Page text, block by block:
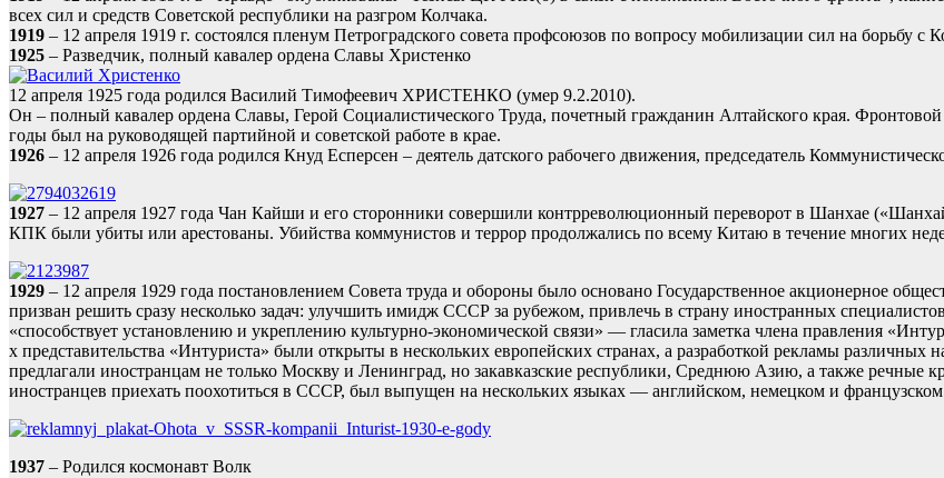
всех сил и средств Советской республики на разгром Колчака.
1919 – 12 апреля 1919 г. состоялся пленум Петроградского совета профсоюзов по вопросу мобилизации сил на борьбу с
1925 – Разведчик, полный кавалер ордена Славы Христенко
12 апреля 1925 года родился Василий Тимофеевич ХРИСТЕНКО (умер 9.2.2010).
Он – полный кавалер ордена Славы, Герой Социалистического Труда, почетный гражданин Алтайского края.
годы был на руководящей партийной и советской работе в крае.
1926 – 12 апреля 1926 года родился Кнуд Есперсен – деятель датского рабочего движения, председатель
1927 – 12 апреля 1927 года Чан Кайши и его сторонники совершили контрреволюционный переворот в Шанхае
КПК были убиты или арестованы. Убийства коммунистов и террор продолжались по всему Китаю в течение многих
1929 – 12 апреля 1929 года постановлением Совета труда и обороны было основано Государственное акционерное
призван решить сразу несколько задач: улучшить имидж СССР за рубежом, привлечь в страну иностранных
«способствует установлению и укреплению культурно-экономической связи» — гласила заметка члена правления
х представительства «Интуриста» были открыты в нескольких европейских странах, а разработкой рекламы
предлагали иностранцам не только Москву и Ленинград, но закавказские республики, Среднюю Азию, а также
иностранцев приехать поохотиться в СССР, был выпущен на нескольких языках — английском, немецком и
1937 – Родился космонавт Волк